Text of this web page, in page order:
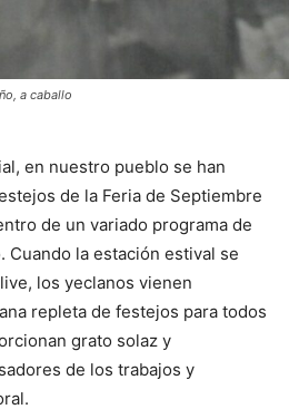
a caballo
en nuestro pueblo se han
de la Feria de Septiembre
de un variado programa de
Cuando la estación estival se
los yeclanos vienen
repleta de festejos para todos
grato solaz y
de los trabajos y